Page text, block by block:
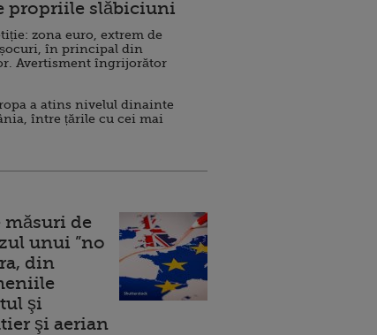
propriile slăbiciuni
zona euro, extrem de
în principal din
Avertisment îngrijorător
a atins nivelul dinainte
între țările cu cei mai
măsuri de
unui ”no
din
şi
şi aerian